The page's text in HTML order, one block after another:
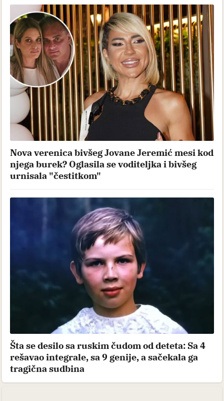
Nova verenica bivšeg Jovane Jeremić mesi kod
njega burek? Oglasila se voditeljka i bivšeg
urnisala "čestitkom"
Šta se desilo sa ruskim čudom od deteta: Sa 4
rešavao integrale, sa 9 genije, a sačekala ga
tragična sudbina